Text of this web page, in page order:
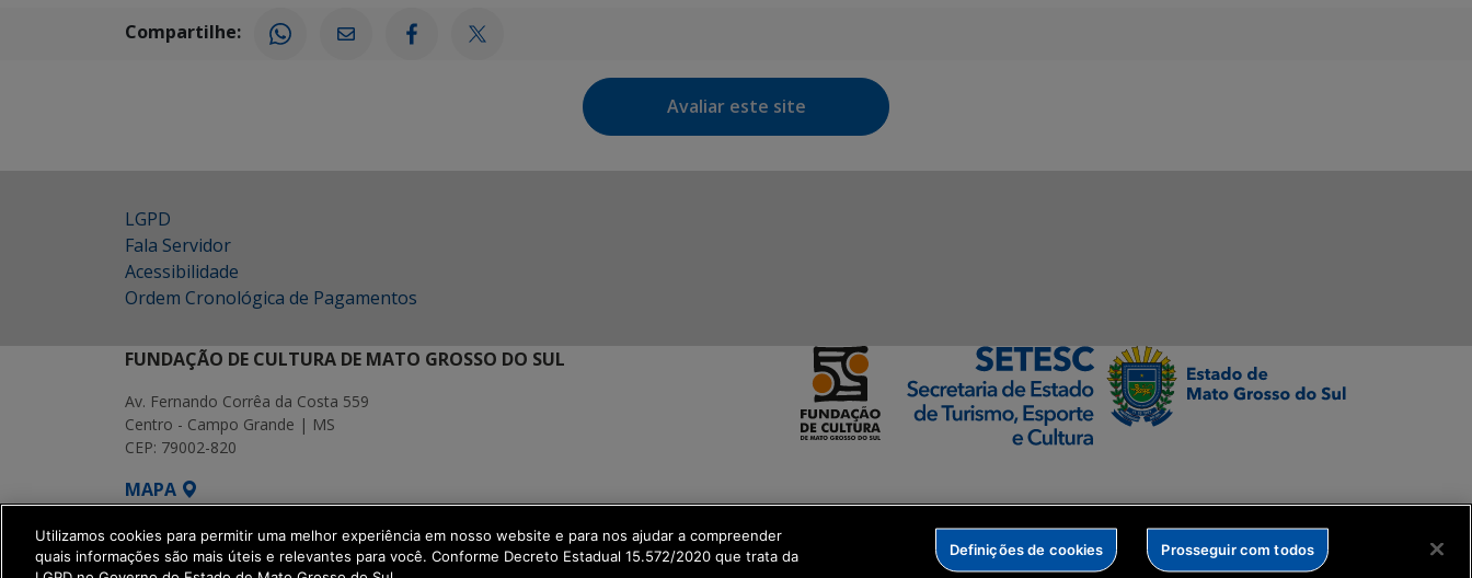
Compartilhe:
Avaliar este site
LGPD
Fala Servidor
Acessibilidade
Ordem Cronológica de Pagamentos
FUNDAÇÃO DE CULTURA DE MATO GROSSO DO SUL
Av. Fernando Corrêa da Costa 559
Centro - Campo Grande | MS
CEP: 79002-820
MAPA
SETDIG | Secretaria-Executiva de Transformação Digital
Utilizamos cookies para permitir uma melhor experiência em nosso website e para nos ajudar a compreender
quais informações são mais úteis e relevantes para você. Conforme Decreto Estadual 15.572/2020 que trata da
Definições de cookies Prosseguir com todos